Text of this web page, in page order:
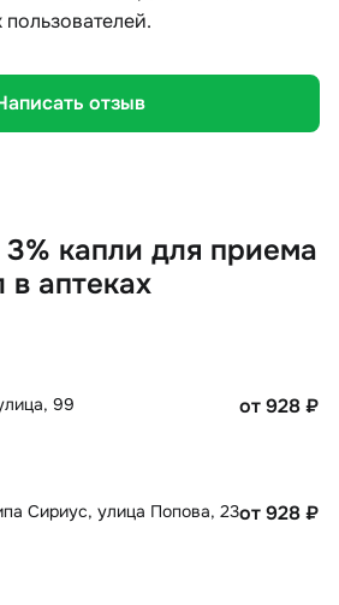
отзыв
3% капли для приема
в аптеках
99 от 928₽
Сириус, улица Попова, 23от 928₽